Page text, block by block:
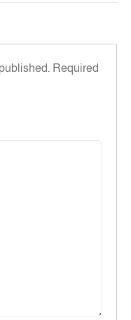
Required